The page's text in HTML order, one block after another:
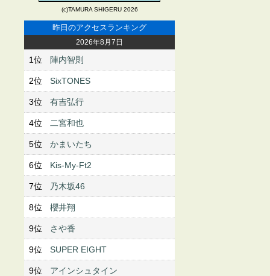
(c)TAMURA SHIGERU 2026
昨日のアクセスランキング
2026年8月7日
1位 陣内智則
2位 SixTONES
3位 有吉弘行
4位 二宮和也
5位 かまいたち
6位 Kis-My-Ft2
7位 乃木坂46
8位 櫻井翔
9位 さや香
9位 SUPER EIGHT
9位 アインシュタイン